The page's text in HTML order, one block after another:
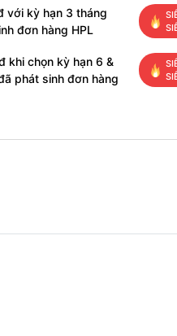
với kỳ hạn 3 tháng
đơn hàng HPL
khi chọn kỳ hạn 6 &
phát sinh đơn hàng